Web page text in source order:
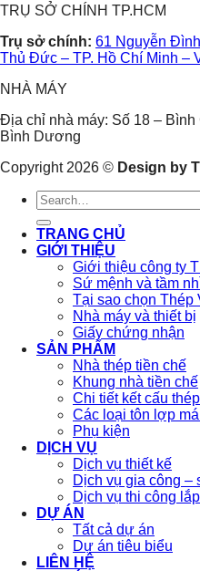
TRỤ SỞ CHÍNH TP.HCM
Trụ sở chính: 61 Nguyễn
Thủ Đức – TP. Hồ Chí Minh –
NHÀ MÁY
Địa chỉ nhà máy: Số 18 –
Bình Dương
Copyright 2026 © Design by
TRANG CHỦ
GIỚI THIỆU
Giới thiệu công ty
Sứ mệnh và tầm
Tại sao chọn Thép
Nhà máy và thiết bị
Giấy chứng nhận
SẢN PHẨM
Nhà thép tiền chế
Khung nhà tiền chế
Chi tiết kết cấu thép
Các loại tôn lợp
Phụ kiện
DỊCH VỤ
Dịch vụ thiết kế
Dịch vụ gia công –
Dịch vụ thi công
DỰ ÁN
Tất cả dự án
Dự án tiêu biểu
LIÊN HỆ